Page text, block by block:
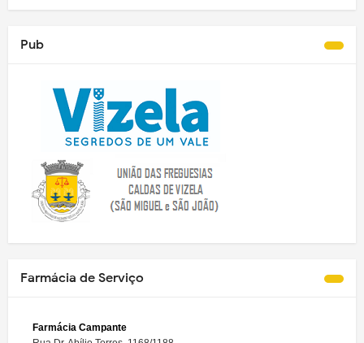
Pub
Farmácia de Serviço